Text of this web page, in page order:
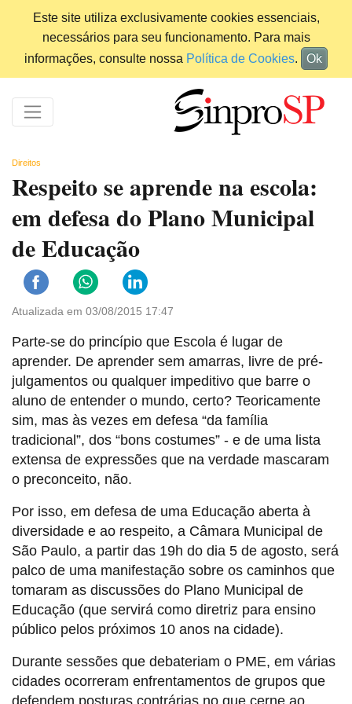
Este site utiliza exclusivamente cookies essenciais,
necessários para seu funcionamento. Para mais
informações, consulte nossa Política de Cookies. Ok
Direitos
Respeito se aprende na escola:
em defesa do Plano Municipal
de Educação
Atualizada em 03/08/2015 17:47
Parte-se do princípio que Escola é lugar de
aprender. De aprender sem amarras, livre de pré-
julgamentos ou qualquer impeditivo que barre o
aluno de entender o mundo, certo? Teoricamente
sim, mas às vezes em defesa “da família
tradicional”, dos “bons costumes” - e de uma lista
extensa de expressões que na verdade mascaram
o preconceito, não.
Por isso, em defesa de uma Educação aberta à
diversidade e ao respeito, a Câmara Municipal de
São Paulo, a partir das 19h do dia 5 de agosto, será
palco de uma manifestação sobre os caminhos que
tomaram as discussões do Plano Municipal de
Educação (que servirá como diretriz para ensino
público pelos próximos 10 anos na cidade).
Durante sessões que debateriam o PME, em várias
cidades ocorreram enfrentamentos de grupos que